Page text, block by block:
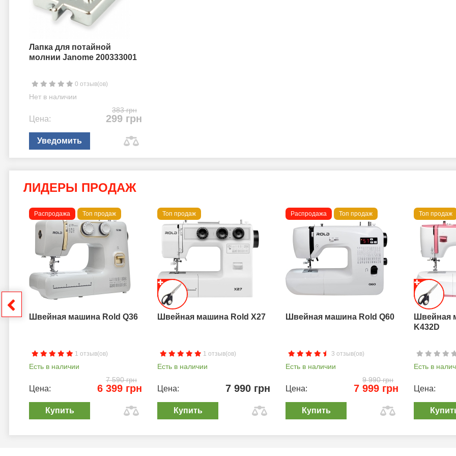
Лапка для потайной
молнии Janome 200333001
0 отзыв(ов)
Нет в наличии
383 грн
Цена: 299 грн
Уведомить
ЛИДЕРЫ ПРОДАЖ
Распродажа Топ продаж
Швейная машина Rold Q36
1 отзыв(ов)
Есть в наличии
7 590 грн
Цена: 6 399 грн
Купить
Топ продаж
Швейная машина Rold X27
1 отзыв(ов)
Есть в наличии
Цена: 7 990 грн
Купить
Распродажа Топ продаж
Швейная машина Rold Q60
3 отзыв(ов)
Есть в наличии
9 990 грн
Цена: 7 999 грн
Купить
Топ продаж
Швейная
K432D
Есть в
Цена: